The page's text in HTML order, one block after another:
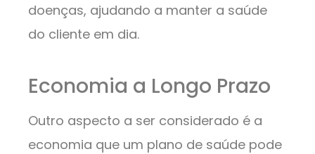
doenças, ajudando a manter a saúde
do cliente em dia.
Economia a Longo Prazo
Outro aspecto a ser considerado é a
economia que um plano de saúde pode